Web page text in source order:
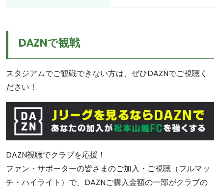
DAZNで観戦
スタジアムでご観戦できない方は、ぜひDAZNでご視聴く
ださい！
DAZN視聴でクラブを応援！
ファン・サポーターの皆さまのご加入・ご視聴（フルマッ
チ・ハイライト）で、DAZNご購入金額の一部がクラブの